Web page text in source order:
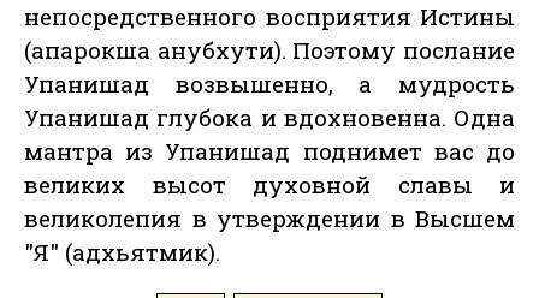
непосредственного восприятия Истины
(апарокша анубхути). Поэтому послание
Упанишад возвышенно, а мудрость
Упанишад глубока и вдохновенна. Одна
мантра из Упанишад поднимет вас до
великих высот духовной славы и
великолепия в утверждении в Высшем
"Я" (адхьятмик).